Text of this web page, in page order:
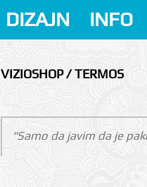
DIZAJN INFO
VIZIOSHOP / TERMOS
"Samo da javim da je